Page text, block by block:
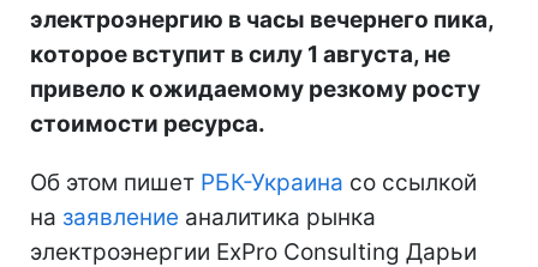
электроэнергию в часы вечернего пика,
которое вступит в силу 1 августа, не
привело к ожидаемому резкому росту
стоимости ресурса.
Об этом пишет РБК-Украина со ссылкой
на заявление аналитика рынка
электроэнергии ExPro Consulting Дарьи